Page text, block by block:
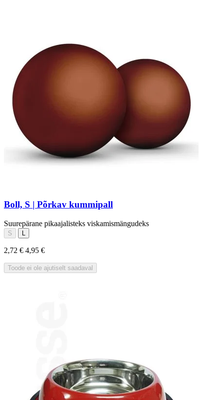
Boll, S | Põrkav kummipall
Suurepärane pikaajalisteks viskamismängudeks
S L
2,72 € 4,95 €
Toode ei ole ajutiselt saadaval